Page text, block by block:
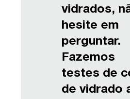
vidrados,
hesite em
perguntar.
Fazemos
testes de
de vidrado